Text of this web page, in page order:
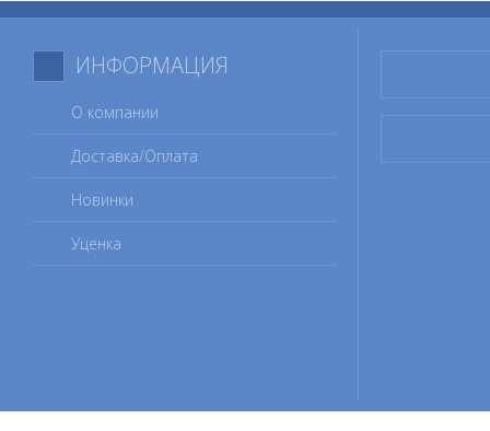
ИНФОРМАЦИЯ
О компании
Доставка/Оплата
Новинки
Уценка